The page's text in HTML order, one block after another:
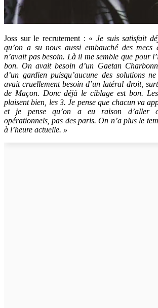
Joss sur le recrutement : « Je suis satisfait
qu’on a su nous aussi embauché des
n’avait pas besoin. Là il me semble que pour
bon. On avait besoin d’un Gaetan
d’un gardien puisqu’aucune des solutions
avait cruellement besoin d’un latéral droit,
de Maçon. Donc déjà le ciblage est bon.
plaisent bien, les 3. Je pense que chacun va
et je pense qu’on a eu raison d’aller
opérationnels, pas des paris. On n’a plus le
à l’heure actuelle. »